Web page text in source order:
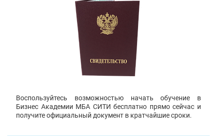
Воспользуйтесь возможностью начать обучение в
Бизнес Академии МБА СИТИ бесплатно прямо сейчас и
получите официальный документ в кратчайшие сроки.